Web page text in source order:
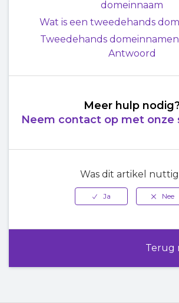
domeinnaam
Wat is een tweedehands
Tweedehands
Antwoord
Meer hulp
Neem contact op met onze
Was dit artikel
Terug